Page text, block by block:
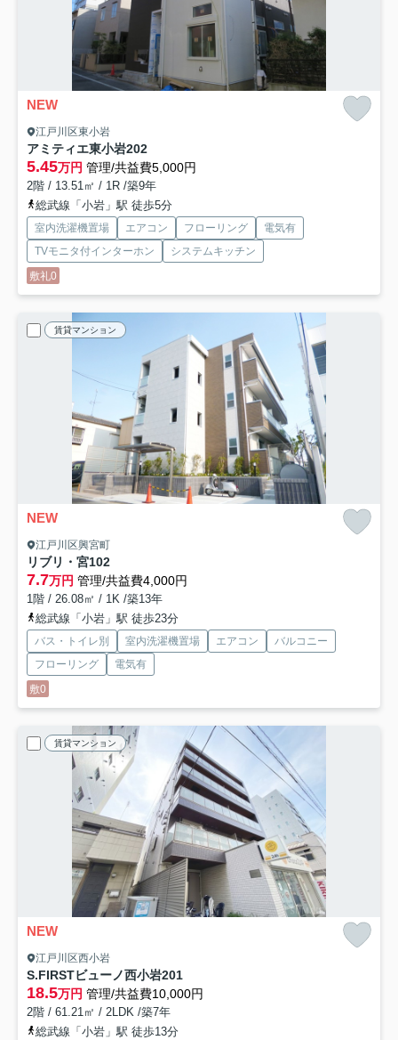
NEW
江戸川区東小岩
アミティエ東小岩202
5.45万円 管理/共益費5,000円
2階 / 13.51㎡ / 1R /築9年
総武線「小岩」駅 徒歩5分
室内洗濯機置場 エアコン フローリング
電気有
TVモニタ付インターホン
システムキッチン
敷礼0
賃貸マンション
NEW
江戸川区興宮町
リブリ・宮102
7.7万円 管理/共益費4,000円
1階 / 26.08㎡ / 1K /築13年
総武線「小岩」駅 徒歩23分
バス・トイレ別 室内洗濯機置場 エアコン
バルコニー
フローリング
電気有
敷0
賃貸マンション
NEW
江戸川区西小岩
S.FIRSTビューノ西小岩201
18.5万円 管理/共益費10,000円
2階 / 61.21㎡ / 2LDK /築7年
総武線「小岩」駅 徒歩13分